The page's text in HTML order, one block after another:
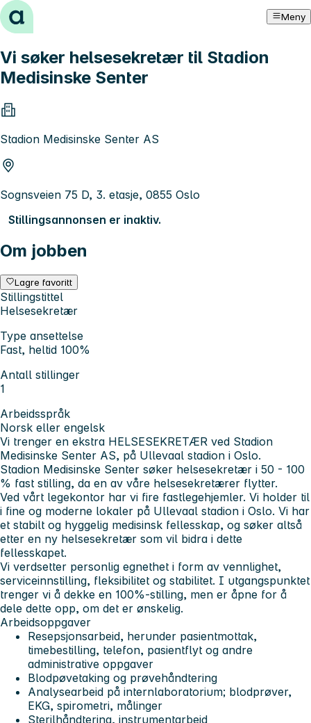
Hopp til innhold Meny
Vi søker helsesekretær til Stadion
Medisinske Senter
Stadion Medisinske Senter AS
Sognsveien 75 D, 3. etasje, 0855 Oslo
Stillingsannonsen er inaktiv.
Om jobben
Lagre favoritt
Stillingstittel
Helsesekretær
Type ansettelse
Fast, heltid 100%
Antall stillinger
1
Arbeidsspråk
Norsk eller engelsk
Vi trenger en ekstra HELSESEKRETÆR ved Stadion
Medisinske Senter AS, på Ullevaal stadion i Oslo.
Stadion Medisinske Senter søker helsesekretær i 50 - 100
% fast stilling, da en av våre helsesekretærer flytter.
Ved vårt legekontor har vi fire fastlegehjemler. Vi holder til
i fine og moderne lokaler på Ullevaal stadion i Oslo. Vi har
et stabilt og hyggelig medisinsk fellesskap, og søker altså
etter en ny helsesekretær som vil bidra i dette
fellesskapet.
Vi verdsetter personlig egnethet i form av vennlighet,
serviceinnstilling, fleksibilitet og stabilitet. I utgangspunktet
trenger vi å dekke en 100%-stilling, men er åpne for å
dele dette opp, om det er ønskelig.
Arbeidsoppgaver
Resepsjonsarbeid, herunder pasientmottak,
timebestilling, telefon, pasientflyt og andre
administrative oppgaver
Blodpøvetaking og prøvehåndtering
Analysearbeid på internlaboratorium; blodprøver,
EKG, spirometri, målinger
Sterilhåndtering, instrumentarbeid